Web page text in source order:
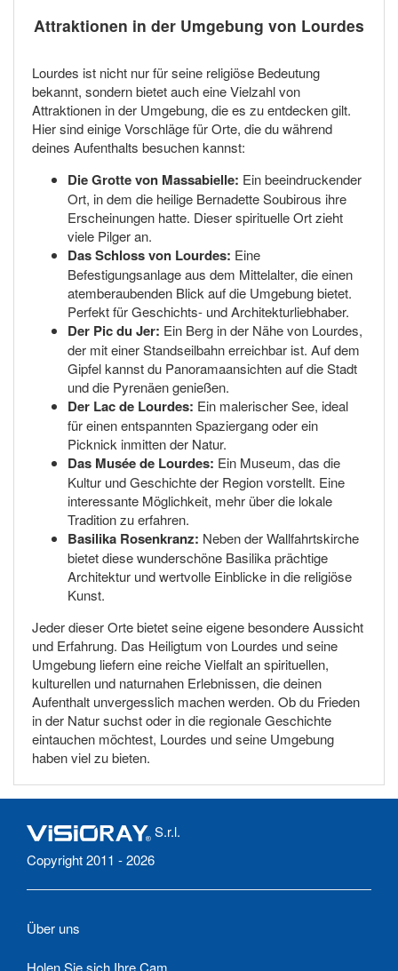
Attraktionen in der Umgebung von Lourdes
Lourdes ist nicht nur für seine religiöse Bedeutung
bekannt, sondern bietet auch eine Vielzahl von
Attraktionen in der Umgebung, die es zu entdecken gilt.
Hier sind einige Vorschläge für Orte, die du während
deines Aufenthalts besuchen kannst:
Die Grotte von Massabielle: Ein beeindruckender
Ort, in dem die heilige Bernadette Soubirous ihre
Erscheinungen hatte. Dieser spirituelle Ort zieht
viele Pilger an.
Das Schloss von Lourdes: Eine
Befestigungsanlage aus dem Mittelalter, die einen
atemberaubenden Blick auf die Umgebung bietet.
Perfekt für Geschichts- und Architekturliebhaber.
Der Pic du Jer: Ein Berg in der Nähe von Lourdes,
der mit einer Standseilbahn erreichbar ist. Auf dem
Gipfel kannst du Panoramaansichten auf die Stadt
und die Pyrenäen genießen.
Der Lac de Lourdes: Ein malerischer See, ideal
für einen entspannten Spaziergang oder ein
Picknick inmitten der Natur.
Das Musée de Lourdes: Ein Museum, das die
Kultur und Geschichte der Region vorstellt. Eine
interessante Möglichkeit, mehr über die lokale
Tradition zu erfahren.
Basilika Rosenkranz: Neben der Wallfahrtskirche
bietet diese wunderschöne Basilika prächtige
Architektur und wertvolle Einblicke in die religiöse
Kunst.
Jeder dieser Orte bietet seine eigene besondere Aussicht
und Erfahrung. Das Heiligtum von Lourdes und seine
Umgebung liefern eine reiche Vielfalt an spirituellen,
kulturellen und naturnahen Erlebnissen, die deinen
Aufenthalt unvergesslich machen werden. Ob du Frieden
in der Natur suchst oder in die regionale Geschichte
eintauchen möchtest, Lourdes und seine Umgebung
haben viel zu bieten.
S.r.l.
Copyright 2011 - 2026
Über uns
Holen Sie sich Ihre Cam